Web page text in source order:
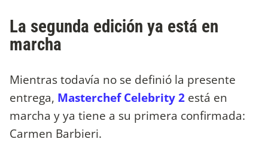
La segunda edición ya está en
marcha
Mientras todavía no se definió la presente
entrega, Masterchef Celebrity 2 está en
marcha y ya tiene a su primera confirmada:
Carmen Barbieri.